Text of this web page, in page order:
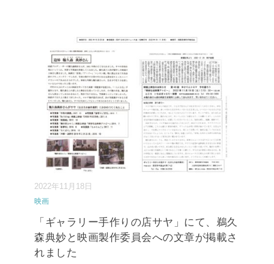
2022年11月18日
映画
「ギャラリー手作りの店サヤ」にて、鵜久
森典妙と映画製作委員会への文章が掲載さ
れました